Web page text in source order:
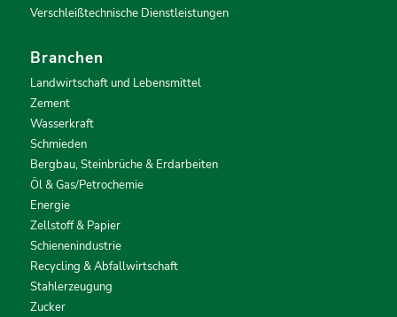
Verschleißtechnische Dienstleistungen
Branchen
Landwirtschaft und Lebensmittel
Zement
Wasserkraft
Schmieden
Bergbau, Steinbrüche & Erdarbeiten
Öl & Gas/Petrochemie
Energie
Zellstoff & Papier
Schienenindustrie
Recycling & Abfallwirtschaft
Stahlerzeugung
Zucker